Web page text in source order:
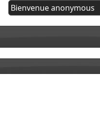
Bienvenue anonymous